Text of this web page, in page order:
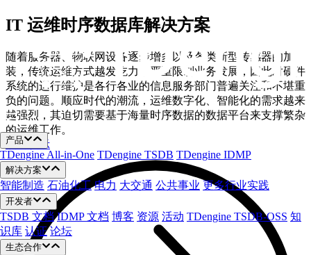
跳
至
内
容
产品
TDengine All-in-One TDengine TSDB TDengine IDMP
解决方案
智能制造 石油化工 电力 大交通 公共事业 更多行业实践
开发者
TSDB 文档 IDMP 文档 博客 资源 活动 TDengine TSDB-OSS 知
识库 认证 论坛
生态合作
IT 运维时序数据库解决方案
随着服务器、物联网设备逐步增多以及各类新型传感器的加
装，传统运维方式越发吃力，严重限制业务发展，因此对硬件
系统的运行维护是各行各业的信息服务部门普遍关注和不堪重
负的问题。顺应时代的潮流，运维数字化、智能化的需求越来
越强烈，其迫切需要基于海量时序数据的数据平台来支撑繁杂
的运维工作。
预约演示